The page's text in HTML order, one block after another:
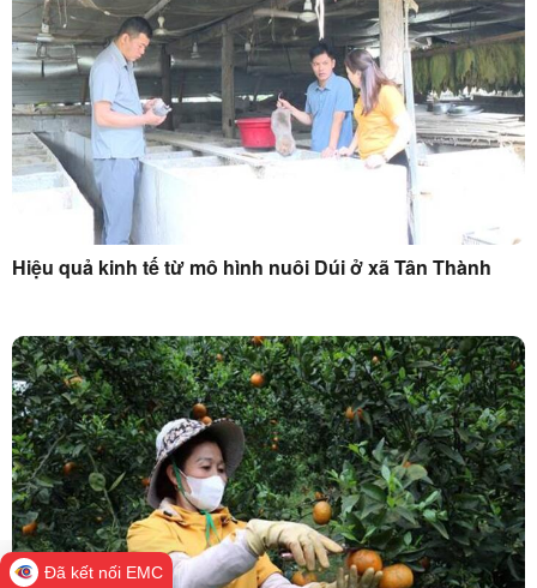
Hiệu quả kinh tế từ mô hình nuôi Dúi ở xã Tân Thành
Đã kết nối EMC